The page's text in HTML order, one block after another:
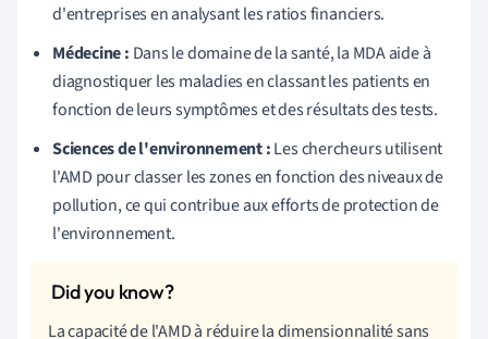
d'entreprises en analysant les ratios financiers.
Médecine : Dans le domaine de la santé, la MDA aide à
diagnostiquer les maladies en classant les patients en
fonction de leurs symptômes et des résultats des tests.
Sciences de l'environnement :Les chercheurs utilisent
l'AMD pour classer les zones en fonction des niveaux de
pollution, ce qui contribue aux efforts de protection de
l'environnement.
La capacité de l'AMD à réduire la dimensionnalité sans